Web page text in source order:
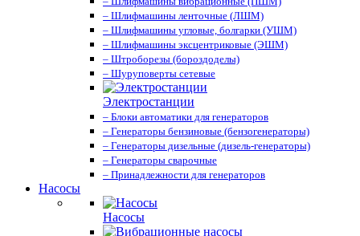
– Шлифмашины ленточные (ЛШМ)
– Шлифмашины угловые, болгарки (УШМ)
– Шлифмашины эксцентриковые (ЭШМ)
– Штроборезы (бороздоделы)
– Шуруповерты сетевые
Электростанции
– Блоки автоматики для генераторов
– Генераторы бензиновые (бензогенераторы)
– Генераторы дизельные (дизель-генераторы)
– Генераторы сварочные
– Принадлежности для генераторов
Насосы
Насосы